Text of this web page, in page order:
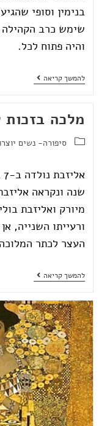
בנימין וסופי
שימש כרב
והיה פתוח לכל.
להמשך קריאה
מלכה
סיפורה- נשים
שנה ונקראה
מיורק ואליזבת
ורעייתו השנייה,
העצר לכתר
להמשך קריאה